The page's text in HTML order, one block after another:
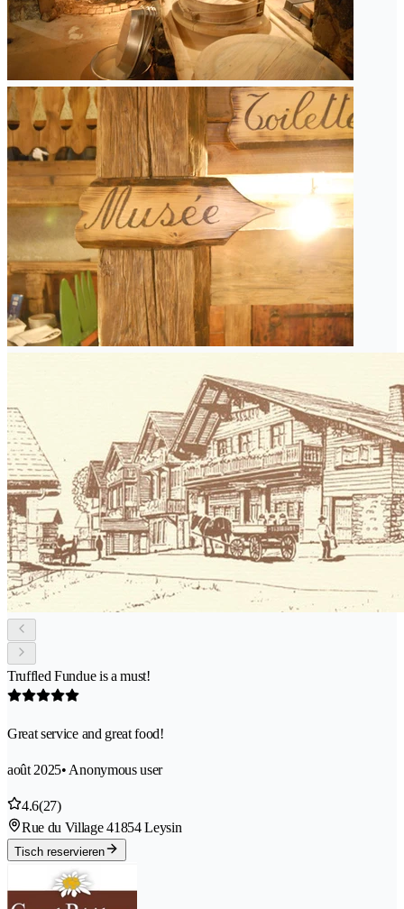
Truffled Fundue is a must!
Great service and great food!
août 2025• Anonymous user
4.6(27)
Rue du Village 41854 Leysin
Tisch reservieren